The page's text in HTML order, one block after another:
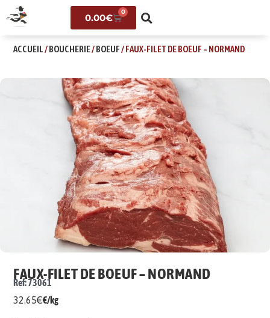
0.00€
0
ACCUEIL/BOUCHERIE/BOEUF/ FAUX-FILET DE BOEUF – NORMAND
FAUX-FILET DE BOEUF – NORMAND
Ref: 73061
32.65€€/kg